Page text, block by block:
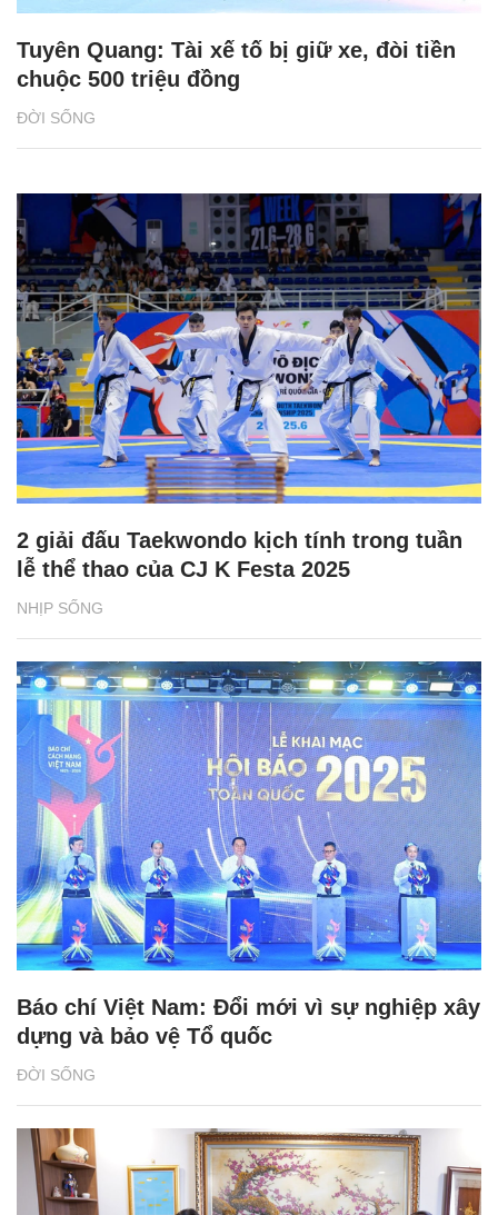
ĐỜI SỐNG
Tuyên Quang: Tài xế tố bị giữ xe, đòi tiền
chuộc 500 triệu đồng
NHỊP SỐNG
2 giải đấu Taekwondo kịch tính trong tuần
lễ thể thao của CJ K Festa 2025
ĐỜI SỐNG
Báo chí Việt Nam: Đổi mới vì sự nghiệp xây
dựng và bảo vệ Tổ quốc